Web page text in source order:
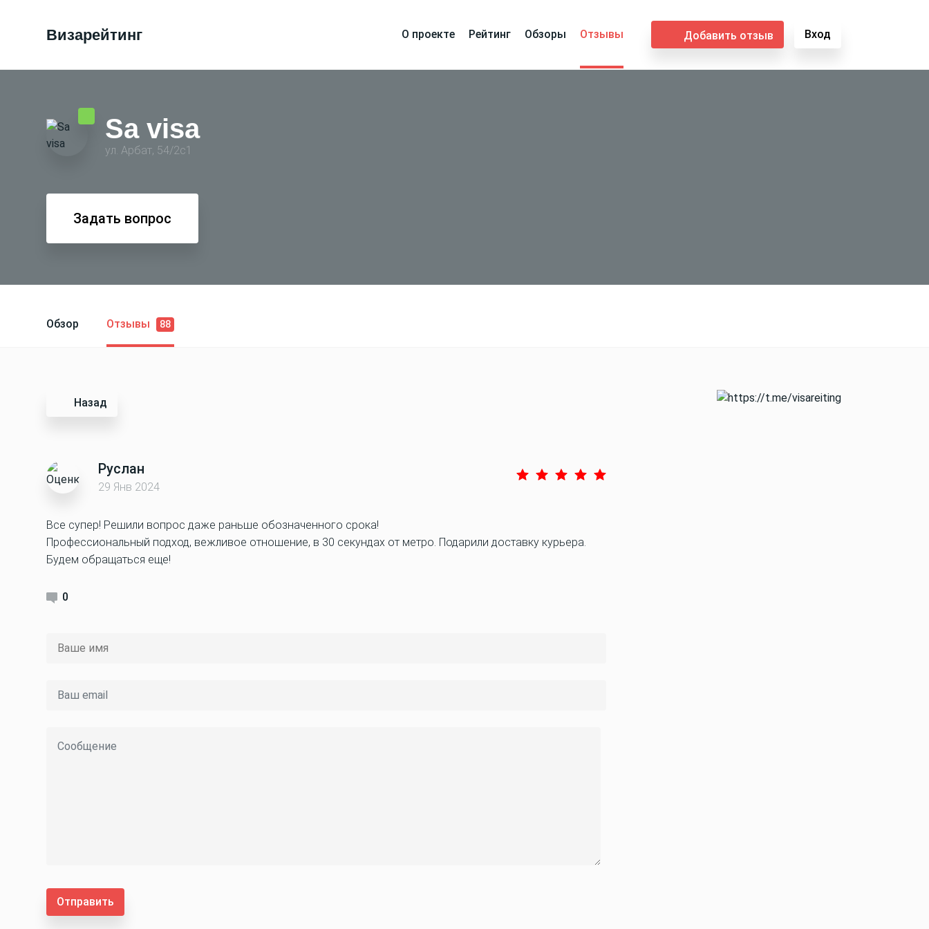
Визарейтинг О проекте Рейтинг Обзоры Отзывы Добавить отзыв Вход
Sa visa
ул. Арбат, 54/2с1
Задать вопрос
Обзор Отзывы 88
Назад
Руслан
29 Янв 2024
Все супер! Решили вопрос даже раньше обозначенного срока!
Профессиональный подход, вежливое отношение, в 30 секундах от метро. Подарили доставку курьера.
Будем обращаться еще!
0
Отправить